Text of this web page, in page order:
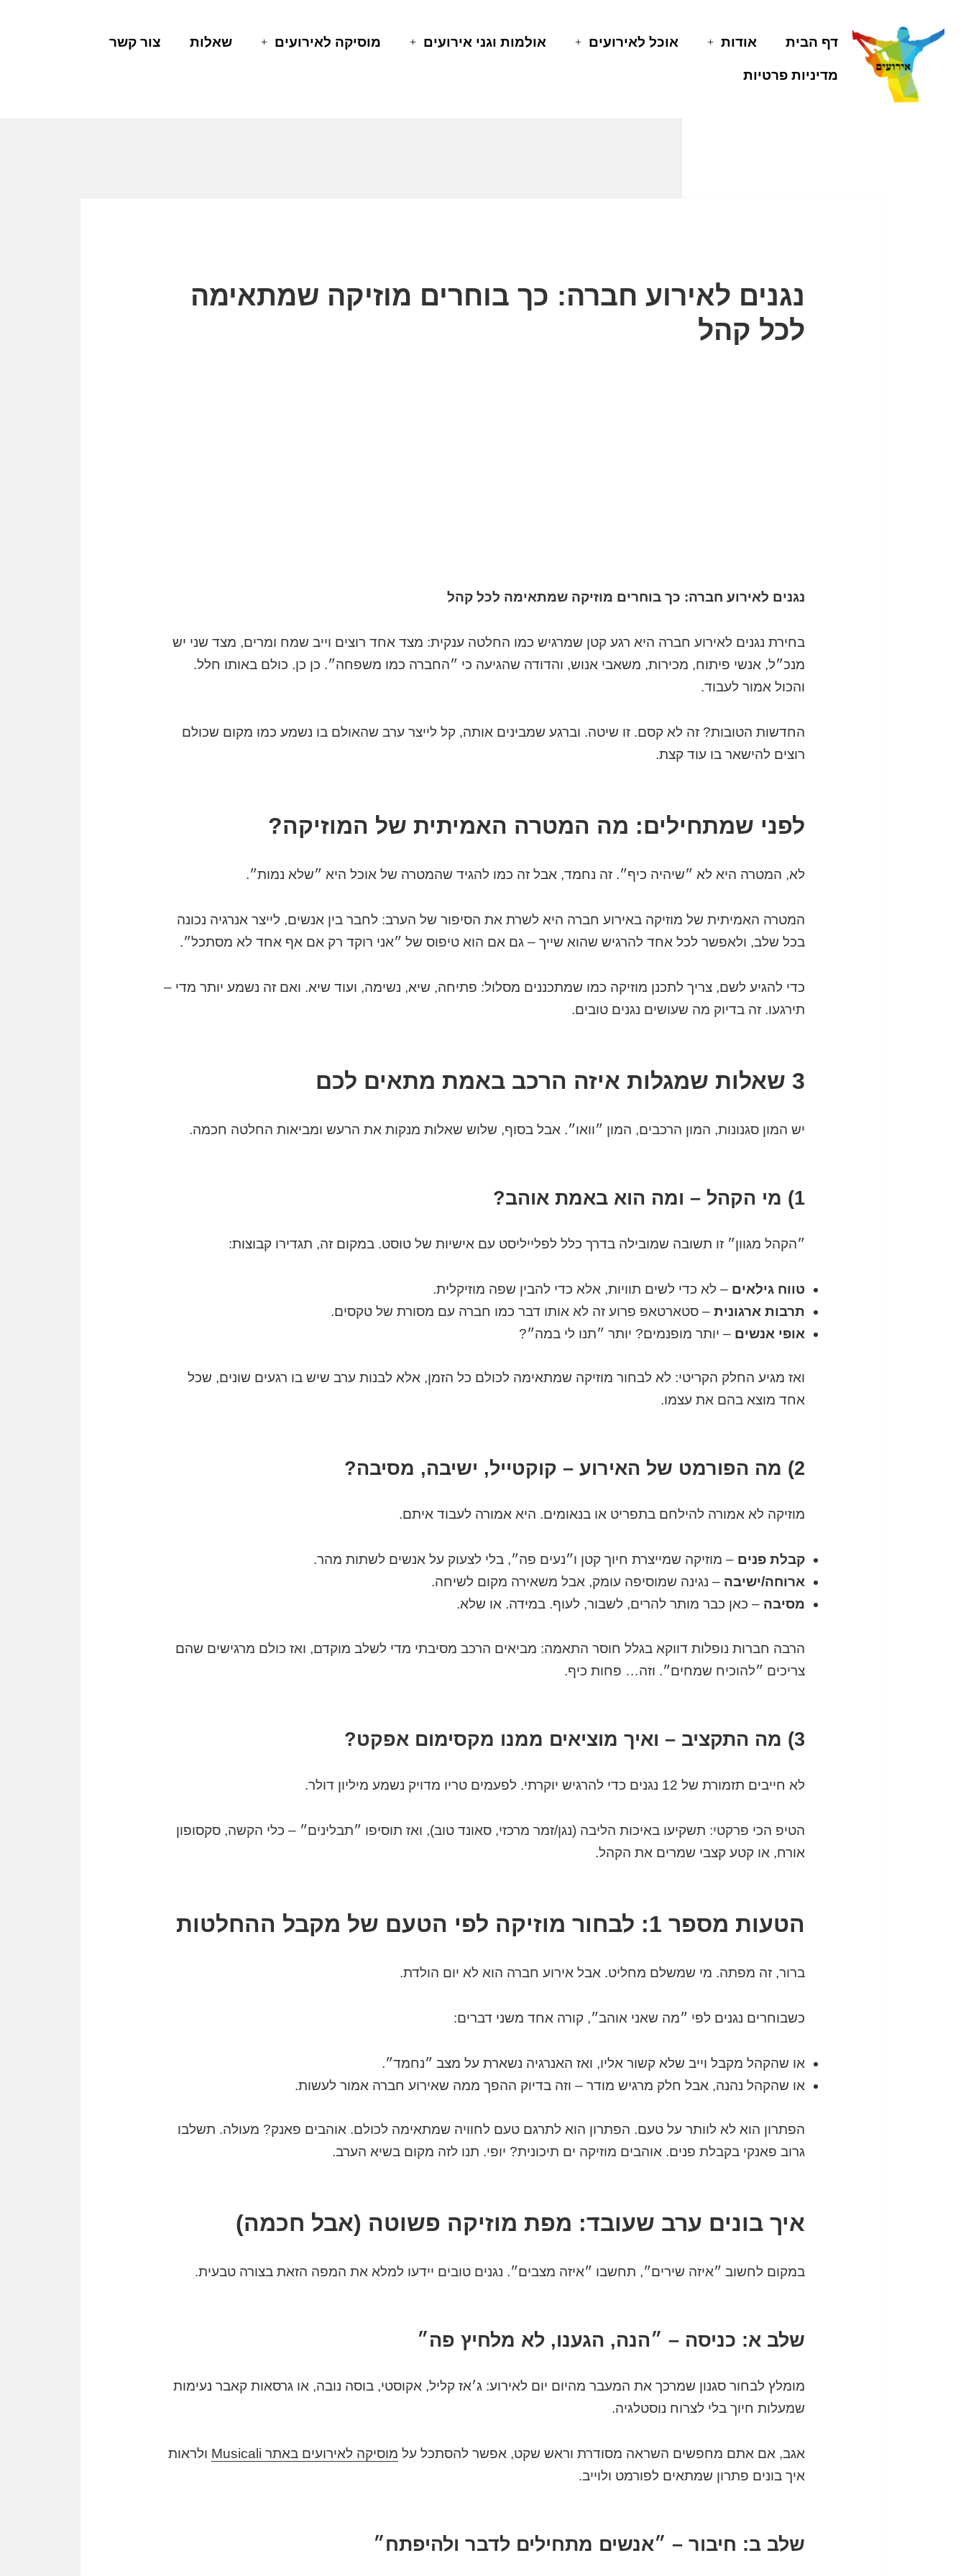
דף הבית אודות אוכל לאירועים אולמות וגני אירועים מוסיקה לאירועים שאלות צור קשר
מדיניות פרטיות
נגנים לאירוע חברה: כך בוחרים מוזיקה שמתאימה
לכל קהל
נגנים לאירוע חברה: כך בוחרים מוזיקה שמתאימה לכל קהל
בחירת נגנים לאירוע חברה היא רגע קטן שמרגיש כמו החלטה ענקית: מצד אחד רוצים וייב שמח ומרים, מצד שני יש
מנכ״ל, אנשי פיתוח, מכירות, משאבי אנוש, והדודה שהגיעה כי ״החברה כמו משפחה״. כן כן. כולם באותו חלל.
והכול אמור לעבוד.
החדשות הטובות? זה לא קסם. זו שיטה. וברגע שמבינים אותה, קל לייצר ערב שהאולם בו נשמע כמו מקום שכולם
רוצים להישאר בו עוד קצת.
לפני שמתחילים: מה המטרה האמיתית של המוזיקה?
לא, המטרה היא לא ״שיהיה כיף״. זה נחמד, אבל זה כמו להגיד שהמטרה של אוכל היא ״שלא נמות״.
המטרה האמיתית של מוזיקה באירוע חברה היא לשרת את הסיפור של הערב: לחבר בין אנשים, לייצר אנרגיה נכונה
בכל שלב, ולאפשר לכל אחד להרגיש שהוא שייך – גם אם הוא טיפוס של ״אני רוקד רק אם אף אחד לא מסתכל״.
כדי להגיע לשם, צריך לתכנן מוזיקה כמו שמתכננים מסלול: פתיחה, שיא, נשימה, ועוד שיא. ואם זה נשמע יותר מדי –
תירגעו. זה בדיוק מה שעושים נגנים טובים.
3 שאלות שמגלות איזה הרכב באמת מתאים לכם
יש המון סגנונות, המון הרכבים, המון ״וואו״. אבל בסוף, שלוש שאלות מנקות את הרעש ומביאות החלטה חכמה.
1) מי הקהל – ומה הוא באמת אוהב?
״הקהל מגוון״ זו תשובה שמובילה בדרך כלל לפלייליסט עם אישיות של טוסט. במקום זה, תגדירו קבוצות:
טווח גילאים – לא כדי לשים תוויות, אלא כדי להבין שפה מוזיקלית.
תרבות ארגונית– סטארטאפ פרוע זה לא אותו דבר כמו חברה עם מסורת של טקסים.
אופי אנשים – יותר מופנמים? יותר ״תנו לי במה״?
ואז מגיע החלק הקריטי: לא לבחור מוזיקה שמתאימה לכולם כל הזמן, אלא לבנות ערב שיש בו רגעים שונים, שכל
אחד מוצא בהם את עצמו.
2) מה הפורמט של האירוע – קוקטייל, ישיבה, מסיבה?
מוזיקה לא אמורה להילחם בתפריט או בנאומים. היא אמורה לעבוד איתם.
קבלת פנים – מוזיקה שמייצרת חיוך קטן ו״נעים פה״, בלי לצעוק על אנשים לשתות מהר.
ארוחה/ישיבה – נגינה שמוסיפה עומק, אבל משאירה מקום לשיחה.
מסיבה – כאן כבר מותר להרים, לשבור, לעוף. במידה. או שלא.
הרבה חברות נופלות דווקא בגלל חוסר התאמה: מביאים הרכב מסיבתי מדי לשלב מוקדם, ואז כולם מרגישים שהם
צריכים ״להוכיח שמחים״. וזה… פחות כיף.
3) מה התקציב – ואיך מוציאים ממנו מקסימום אפקט?
לא חייבים תזמורת של 12 נגנים כדי להרגיש יוקרתי. לפעמים טריו מדויק נשמע מיליון דולר.
הטיפ הכי פרקטי: תשקיעו באיכות הליבה (נגן/זמר מרכזי, סאונד טוב), ואז תוסיפו ״תבלינים״ – כלי הקשה, סקסופון
אורח, או קטע קצבי שמרים את הקהל.
הטעות מספר 1: לבחור מוזיקה לפי הטעם של מקבל ההחלטות
ברור, זה מפתה. מי שמשלם מחליט. אבל אירוע חברה הוא לא יום הולדת.
כשבוחרים נגנים לפי ״מה שאני אוהב״, קורה אחד משני דברים:
או שהקהל מקבל וייב שלא קשור אליו, ואז האנרגיה נשארת על מצב ״נחמד״.
או שהקהל נהנה, אבל חלק מרגיש מודר – וזה בדיוק ההפך ממה שאירוע חברה אמור לעשות.
הפתרון הוא לא לוותר על טעם. הפתרון הוא לתרגם טעם לחוויה שמתאימה לכולם. אוהבים פאנק? מעולה. תשלבו
גרוב פאנקי בקבלת פנים. אוהבים מוזיקה ים תיכונית? יופי. תנו לזה מקום בשיא הערב.
איך בונים ערב שעובד: מפת מוזיקה פשוטה (אבל חכמה)
במקום לחשוב ״איזה שירים״, תחשבו ״איזה מצבים״. נגנים טובים יידעו למלא את המפה הזאת בצורה טבעית.
שלב א: כניסה – ״הנה, הגענו, לא מלחיץ פה״
מומלץ לבחור סגנון שמרכך את המעבר מהיום יום לאירוע: ג׳אז קליל, אקוסטי, בוסה נובה, או גרסאות קאבר נעימות
שמעלות חיוך בלי לצרוח נוסטלגיה.
אגב, אם אתם מחפשים השראה מסודרת וראש שקט, אפשר להסתכל על מוסיקה לאירועים באתר Musicali
ולראות
איך בונים פתרון שמתאים לפורמט ולוייב.
שלב ב: חיבור – ״אנשים מתחילים לדבר ולהיפתח״